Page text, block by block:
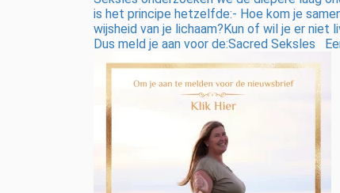
is het principe hetzelfde:- Hoe kom je
wijsheid van je lichaam?Kun of wil je er niet
Dus meld je aan voor de:Sacred Seksles